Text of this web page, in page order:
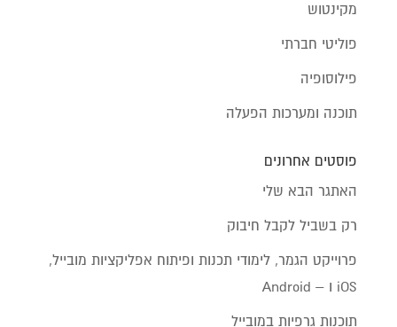
מקינטוש
פוליטי חברתי
פילוסופיה
תוכנה ומערכות הפעלה
פוסטים אחרונים
האתגר הבא שלי
רק בשביל לקבל חיבוק
פרוייקט הגמר, לימודי תכנות ופיתוח אפליקציות מובייל,
iOS ו – Android
תוכנות גרפיות במובייל